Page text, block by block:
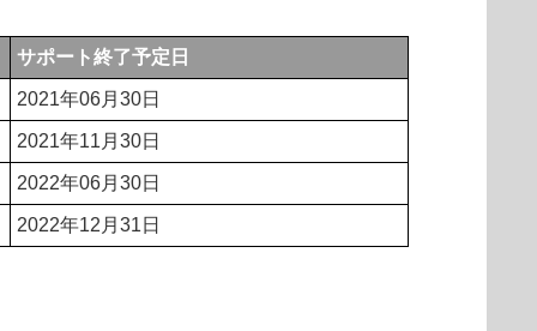
サポート終了予定日
2021年06月30日
2021年11月30日
2022年06月30日
2022年12月31日